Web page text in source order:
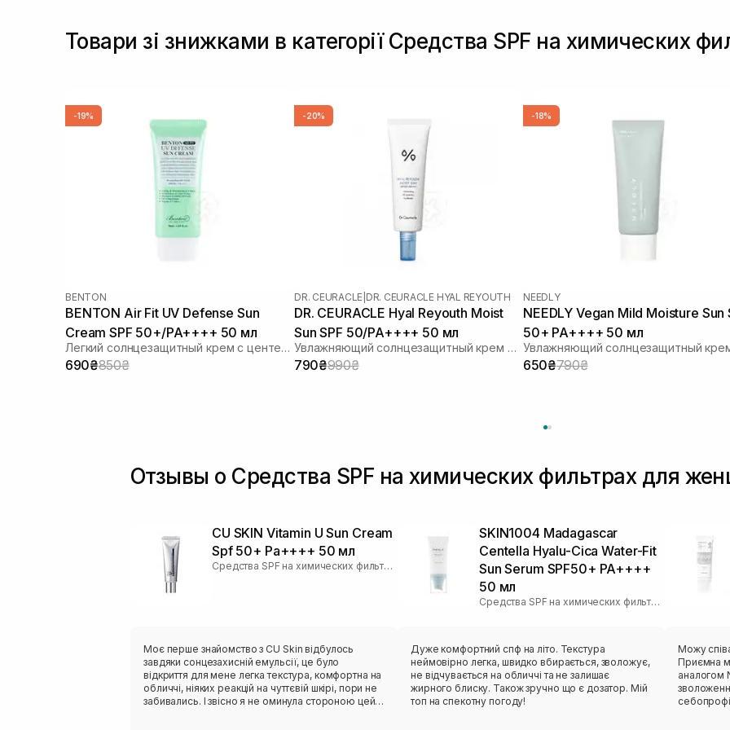
Товари зі знижками в категорії Средства SPF на химических
-19%
BENTON
BENTON Air Fit UV Defense Sun
Cream SPF 50+/PA++++ 50 мл
Легкий солнцезащитный крем с центеллой
690₴850₴
-20%
DR. CEURACLE DR. CEURACLE HYAL REYOUTH
DR. CEURACLE Hyal Reyouth Moist
Sun SPF 50/PA++++ 50 мл
Увлажняющий солнцезащитный крем для лица с гиалуроновой кислотой
790₴990₴
-18%
NEEDLY
NEEDLY Vegan Mild Moisture Sun
50+ PA++++ 50 мл
650₴790₴
Отзывы о Средства SPF на химических фильтрах для
CU SKIN Vitamin U Sun Cream
Spf 50+ Pa++++ 50 мл
Средства SPF на химических фильтрах
Моє перше знайомство з CU Skin відбулось
завдяки сонцезахисній емульсії, це було
відкриття для мене легка текстура, комфортна на
обличчі, ніяких реакцій на чуттєвій шкірі, пори не
забивались. І звісно я не оминула стороною цей
SKIN1004 Madagascar
Centella Hyalu-Cica Water-Fit
Sun Serum SPF50+ PA++++
50 мл
Средства SPF на химических фильтрах
Дуже комфортний спф на літо. Текстура
неймовірно легка, швидко вбирається, зволожує,
не відчувається на обличчі та не залишає
жирного блиску. Також зручно що є дозатор. Мій
топ на спекотну погоду!
Можу
Приємна
аналогом